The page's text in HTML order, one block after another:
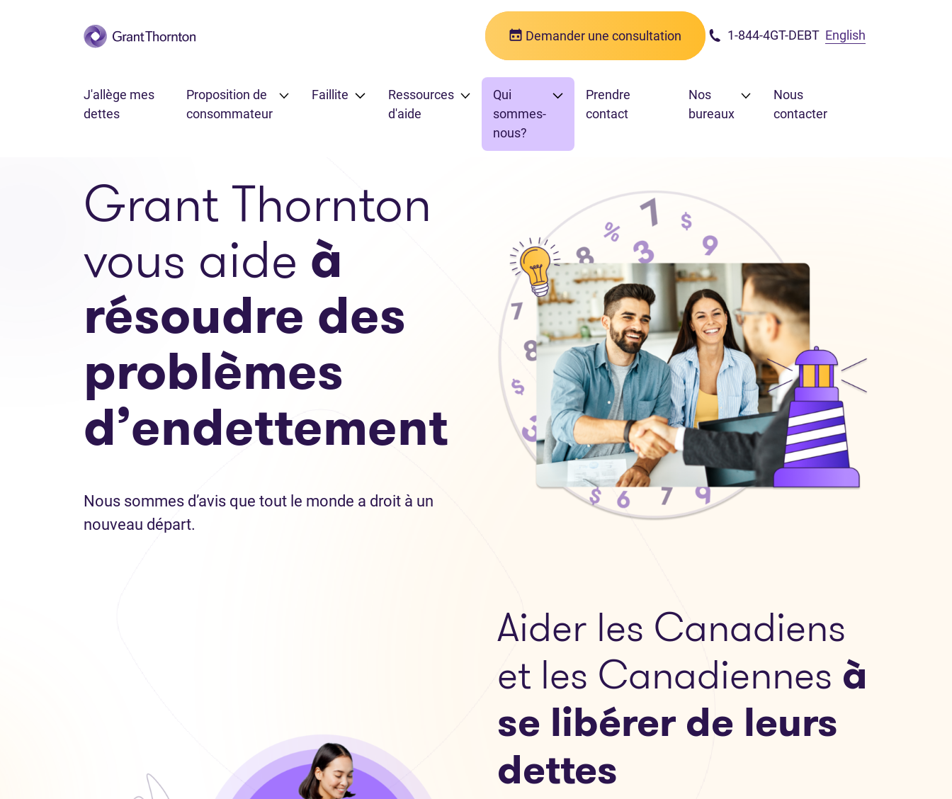
Passer au contenu principal Demander une consultation 1-844-4GT-DEBT English
J'allège mes
dettes
Proposition de
consommateur
Faillite
Ressources
d'aide
Qui
sommes-
nous?
Prendre
contact
Nos
bureaux
Nous
contacter
Grant Thornton
vous aide à
résoudre des
problèmes
d’endettement
Nous sommes d’avis que tout le monde a droit à un
nouveau départ.
Aider les Canadiens
et les Canadiennes à
se libérer de leurs
dettes